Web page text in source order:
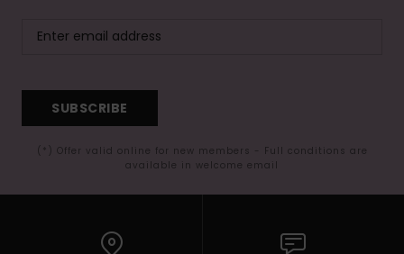
SUBSCRIBE
(*) Offer valid online for new members - Full conditions are
available in welcome email